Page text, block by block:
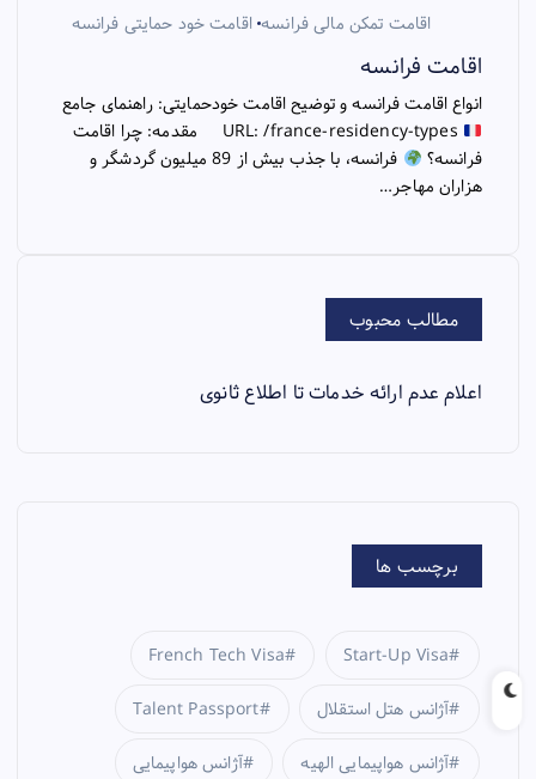
اقامت تمکن مالی فرانسه اقامت خود حمایتی فرانسه
اقامت فرانسه
انواع اقامت فرانسه و توضیح اقامت خودحمایتی: راهنمای جامع
URL: /france-residency-types مقدمه: چرا اقامت
فرانسه؟
فرانسه، با جذب بیش از 89 میلیون گردشگر و
هزاران مهاجر…
مطالب محبوب
اعلام عدم ارائه خدمات تا اطلاع ثانوی
برچسب ها
French Tech Visa Start-Up Visa
Talent Passport آژانس هتل استقلال
آژانس هواپیمایی آژانس هواپیمایی الهیه